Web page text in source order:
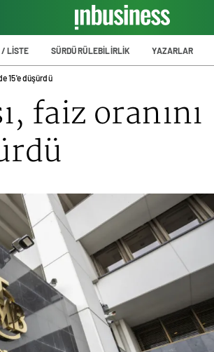
/ LİSTE SÜRDÜRÜLEBİLİRLİK YAZARLAR
15'e düşürdü
faiz oranını